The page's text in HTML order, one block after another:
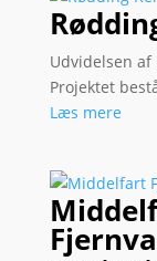
Udvidelsen
Projektet
Læs mere